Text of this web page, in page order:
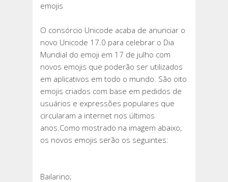
emojis
O consórcio Unicode acaba de anunciar o
novo Unicode 17.0 para celebrar o Dia
Mundial do emoji em 17 de julho com
novos emojis que poderão ser utilizados
em aplicativos em todo o mundo. São oito
emojis criados com base em pedidos de
usuários e expressões populares que
circularam a internet nos últimos
anos.Como mostrado na imagem abaixo,
os novos emojis serão os seguintes:
Bailarino;